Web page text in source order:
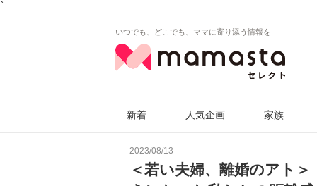
`
いつでも、どこでも、ママに寄り添う情報を
新着 人気企画 家族
2023/08/13
＜若い夫婦、離婚のアト